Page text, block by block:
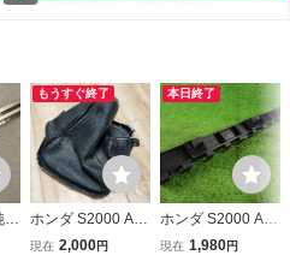
もうすぐ終了
ホンダ S2000 AP
1/AP2 シフトブー
現在 2,000円
本日終了
ホンダ S2000 AP
1 AP2 リア バンパ
現在 1,980円